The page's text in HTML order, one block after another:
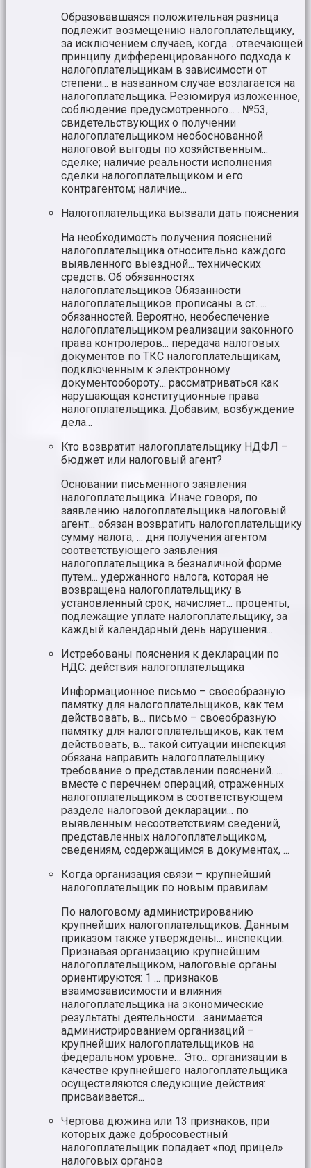
Образовавшаяся положительная разница
подлежит возмещению налогоплательщику,
за исключением случаев, когда... отвечающей
принципу дифференцированного подхода к
налогоплательщикам в зависимости от
степени... в названном случае возлагается на
налогоплательщика. Резюмируя изложенное,
соблюдение предусмотренного... . №53,
свидетельствующих о получении
налогоплательщиком необоснованной
налоговой выгоды по хозяйственным...
сделке; наличие реальности исполнения
сделки налогоплательщиком и его
контрагентом; наличие...
Налогоплательщика вызвали дать пояснения
На необходимость получения пояснений
налогоплательщика относительно каждого
выявленного выездной... технических
средств. Об обязанностях
налогоплательщиков Обязанности
налогоплательщиков прописаны в ст. ...
обязанностей. Вероятно, необеспечение
налогоплательщиком реализации законного
права контролеров... передача налоговых
документов по ТКС налогоплательщикам,
подключенным к электронному
документообороту... рассматриваться как
нарушающая конституционные права
налогоплательщика. Добавим, возбуждение
дела...
Кто возвратит налогоплательщику НДФЛ –
бюджет или налоговый агент?
Основании письменного заявления
налогоплательщика. Иначе говоря, по
заявлению налогоплательщика налоговый
агент... обязан возвратить налогоплательщику
сумму налога, ... дня получения агентом
соответствующего заявления
налогоплательщика в безналичной форме
путем... удержанного налога, которая не
возвращена налогоплательщику в
установленный срок, начисляет... проценты,
подлежащие уплате налогоплательщику, за
каждый календарный день нарушения...
Истребованы пояснения к декларации по
НДС: действия налогоплательщика
Информационное письмо – своеобразную
памятку для налогоплательщиков, как тем
действовать, в... письмо – своеобразную
памятку для налогоплательщиков, как тем
действовать, в... такой ситуации инспекция
обязана направить налогоплательщику
требование о представлении пояснений. ...
вместе с перечнем операций, отраженных
налогоплательщиком в соответствующем
разделе налоговой декларации... по
выявленным несоответствиям сведений,
представленных налогоплательщиком,
сведениям, содержащимся в документах, ...
Когда организация связи – крупнейший
налогоплательщик по новым правилам
По налоговому администрированию
крупнейших налогоплательщиков. Данным
приказом также утверждены... инспекции.
Признавая организацию крупнейшим
налогоплательщиком, налоговые органы
ориентируются: 1 ... признаков
взаимозависимости и влияния
налогоплательщика на экономические
результаты деятельности... занимается
администрированием организаций –
крупнейших налогоплательщиков на
федеральном уровне… Это... организации в
качестве крупнейшего налогоплательщика
осуществляются следующие действия:
присваивается...
Чертова дюжина или 13 признаков, при
которых даже добросовестный
налогоплательщик попадает «под прицел»
налоговых органов